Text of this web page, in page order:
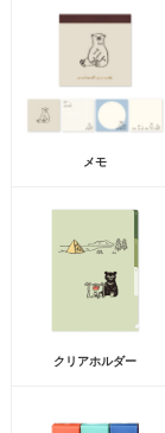
メモ
クリアホルダー